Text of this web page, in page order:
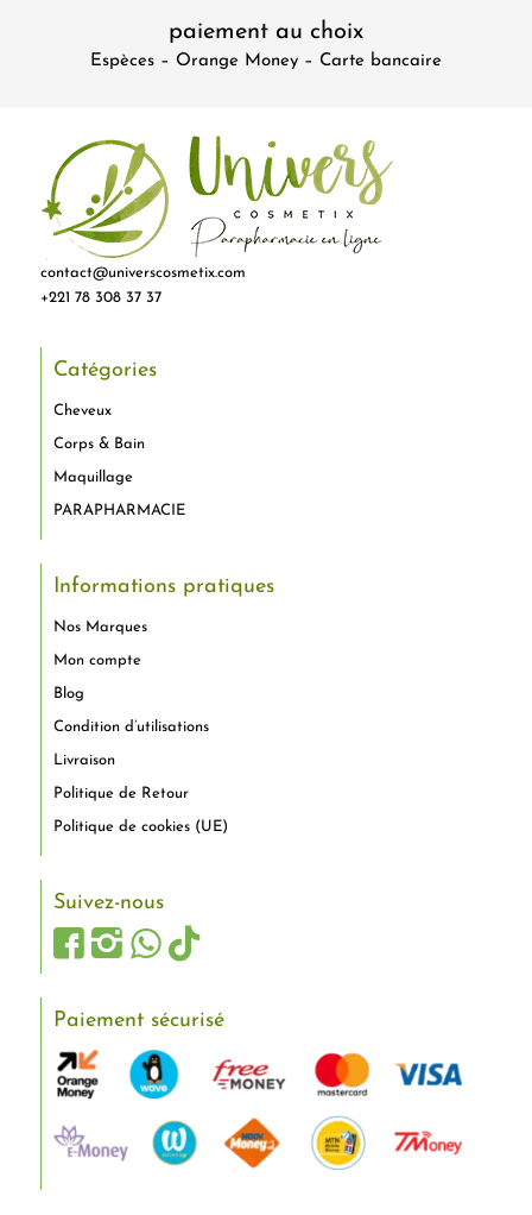
paiement au choix
Espèces – Orange Money – Carte bancaire
contact@universcosmetix.com
+221 78 308 37 37
Catégories
Cheveux
Corps & Bain
Maquillage
PARAPHARMACIE
Informations pratiques
Nos Marques
Mon compte
Blog
Condition d’utilisations
Livraison
Politique de Retour
Politique de cookies (UE)
Suivez-nous
Paiement sécurisé